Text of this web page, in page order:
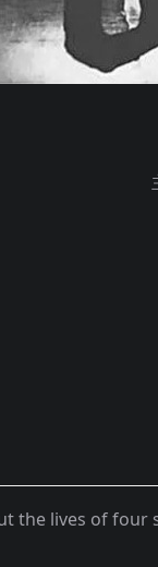
lives of four